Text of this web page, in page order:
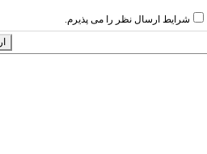
شرایط ارسال نظر را می پذیرم.